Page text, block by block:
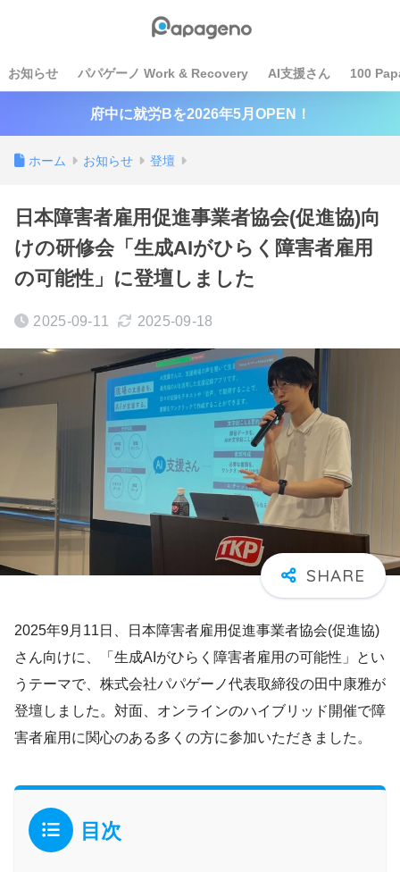
お知らせ パパゲーノ Work & Recovery AI支援さん 100
府中に就労Bを2026年5月OPEN！
ホーム お知らせ 登壇
日本障害者雇用促進事業者協会(促進協)向
けの研修会「生成AIがひらく障害者雇用
の可能性」に登壇しました
2025-09-11 2025-09-18
2025年9月11日、日本障害者雇用促進事業者協会(促進協)
さん向けに、「生成AIがひらく障害者雇用の可能性」とい
うテーマで、株式会社パパゲーノ代表取締役の田中康雅が
登壇しました。対面、オンラインのハイブリッド開催で障
害者雇用に関心のある多くの方に参加いただきました。
目次